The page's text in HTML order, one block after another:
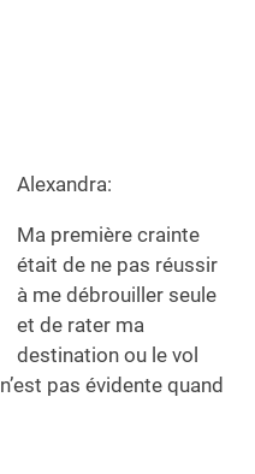
Alexandra:
Ma première crainte
était de ne pas réussir
à me débrouiller seule
et de rater ma
destination ou le vol
pas évidente quand